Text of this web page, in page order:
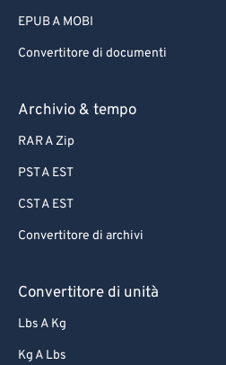
EPUB A MOBI
Convertitore di documenti
Archivio & tempo
RAR A Zip
PST A EST
CST A EST
Convertitore di archivi
Convertitore di unità
Lbs A Kg
Kg A Lbs